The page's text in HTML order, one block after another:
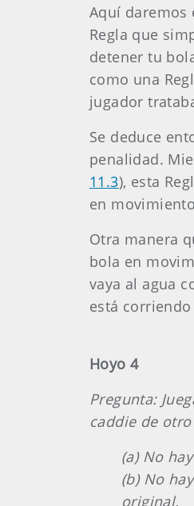
Aquí daremos
Regla que
detener tu
como una
jugador
Se deduce
penalidad.
11.3), esta
en
Otra manera
bola en
vaya al agua
está
Hoyo 4
Pregunta:
caddie de
(a) No
(b) No
original.